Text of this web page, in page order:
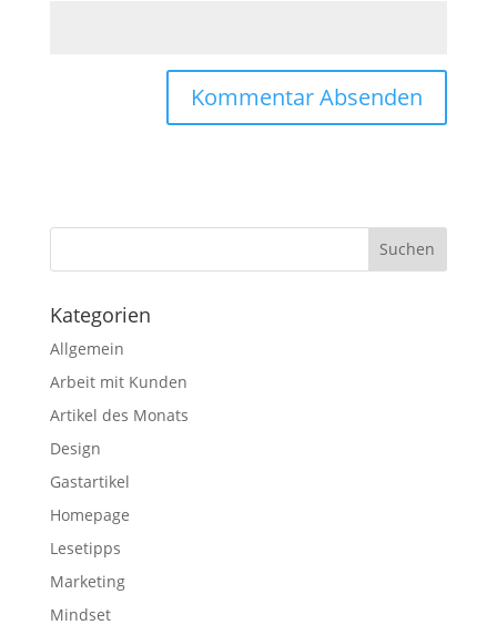
Kategorien
Allgemein
Arbeit mit Kunden
Artikel des Monats
Design
Gastartikel
Homepage
Lesetipps
Marketing
Mindset